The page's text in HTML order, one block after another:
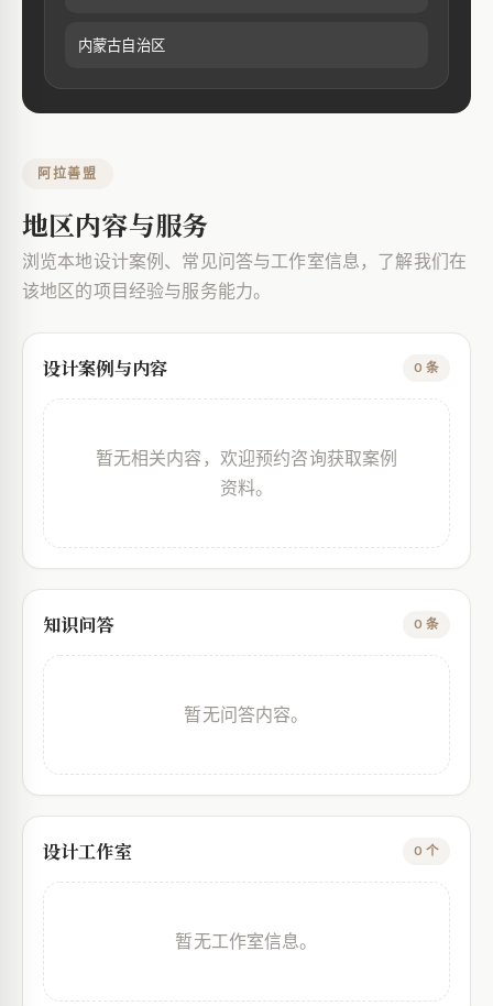
内蒙古自治区
阿拉善盟
地区内容与服务
浏览本地设计案例、常见问答与工作室信息，了解我们在
该地区的项目经验与服务能力。
设计案例与内容 0 条
暂无相关内容，欢迎预约咨询获取案例
资料。
知识问答 0 条
暂无问答内容。
设计工作室 0 个
暂无工作室信息。